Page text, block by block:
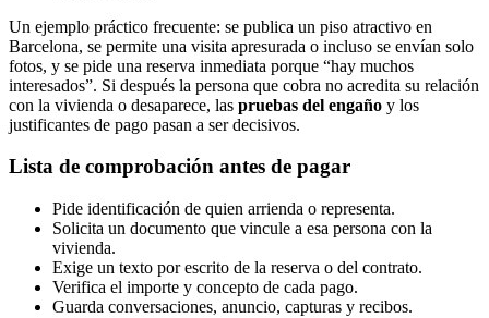
Un ejemplo práctico frecuente: se publica un piso atractivo en
Barcelona, se permite una visita apresurada o incluso se envían solo
fotos, y se pide una reserva inmediata porque “hay muchos
interesados”. Si después la persona que cobra no acredita su relación
con la vivienda o desaparece, las pruebas del engaño y los
justificantes de pago pasan a ser decisivos.
Lista de comprobación antes de pagar
Pide identificación de quien arrienda o representa.
Solicita un documento que vincule a esa persona con la
vivienda.
Exige un texto por escrito de la reserva o del contrato.
Verifica el importe y concepto de cada pago.
Guarda conversaciones, anuncio, capturas y recibos.